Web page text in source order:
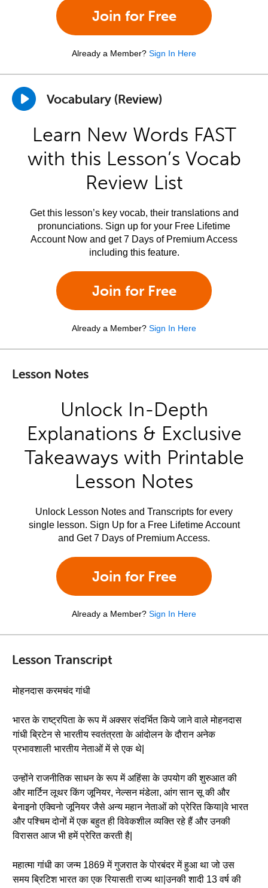
Join for Free
Already a Member? Sign In Here
Vocabulary (Review)
Learn New Words FAST
with this Lesson’s Vocab
Review List
Get this lesson’s key vocab, their translations and
pronunciations. Sign up for your Free Lifetime
Account Now and get 7 Days of Premium Access
including this feature.
Join for Free
Already a Member? Sign In Here
Lesson Notes
Unlock In-Depth
Explanations & Exclusive
Takeaways with Printable
Lesson Notes
Unlock Lesson Notes and Transcripts for every
single lesson. Sign Up for a Free Lifetime Account
and Get 7 Days of Premium Access.
Join for Free
Already a Member? Sign In Here
Lesson Transcript
मोहनदास करमचंद गांधी
भारत के राष्ट्रपिता के रूप में अक्सर संदर्भित किये जाने वाले मोहनदास
गांधी ब्रिटेन से भारतीय स्वतंत्रता के आंदोलन के दौरान अनेक
प्रभावशाली भारतीय नेताओं में से एक थे|
उन्होंने राजनीतिक साधन के रूप में अहिंसा के उपयोग की शुरुआत की
और मार्टिन लूथर किंग जूनियर, नेल्सन मंडेला, आंग सान सू की और
बेनाइनो एक्विनो जूनियर जैसे अन्य महान नेताओं को प्रेरित किया|वे भारत
और पश्चिम दोनों में एक बहुत ही विवेकशील व्यक्ति रहे हैं और उनकी
विरासत आज भी हमें प्रेरित करती है|
महात्मा गांधी का जन्म 1869 में गुजरात के पोरबंदर में हुआ था जो उस
समय ब्रिटिश भारत का एक रियासती राज्य था|उनकी शादी 13 वर्ष की